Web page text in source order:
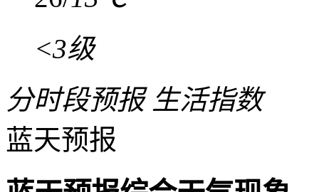
<3级
分时段预报 生活指数
蓝天预报